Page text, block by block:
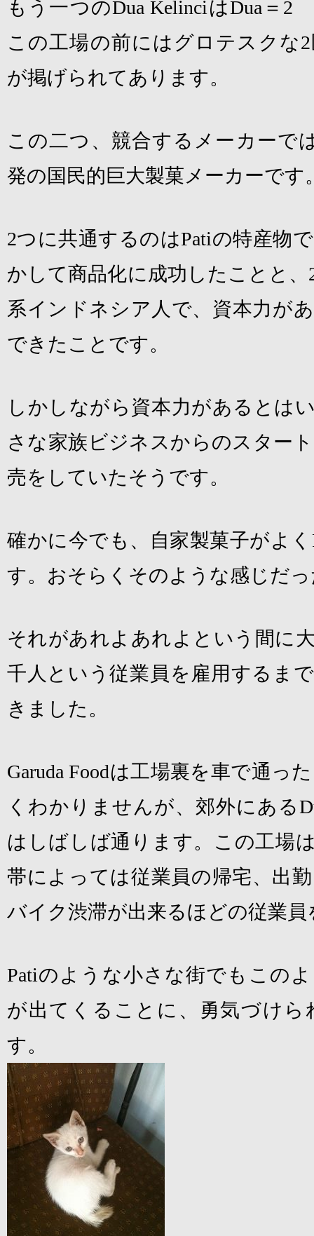
もう一つのDua KelinciはDua ＝ 2
この工場の前にはグロテスクな2
が掲げられてあります。
この二つ、競合するメーカーで
発の国民的巨大製菓メーカーです
2つに共通するのはPatiの特産物
かして商品化に成功したことと、
系インドネシア人で、資本力が
できたことです。
しかしながら資本力があるとは
さな家族ビジネスからのスター
売をしていたそうです。
確かに今でも、自家製菓子がよく
す。おそらくそのような感じだ
それがあれよあれよという間に
千人という従業員を雇用するま
きました。
Garuda Foodは工場裏を車で通っ
くわかりませんが、郊外にある
はしばしば通ります。この工場
帯によっては従業員の帰宅、出
バイク渋滞が出来るほどの従業
Patiのような小さな街でもこの
が出てくることに、勇気づけ
す。